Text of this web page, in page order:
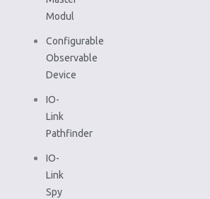
Modul
Configurable
Observable
Device
IO-
Link
Pathfinder
IO-
Link
Spy